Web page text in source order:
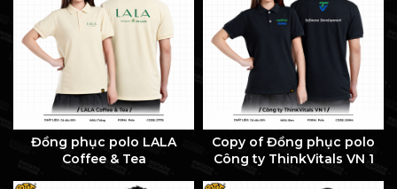
Đồng phục polo LALA
Coffee & Tea
Copy of Đồng phục polo
Công ty ThinkVitals VN 1